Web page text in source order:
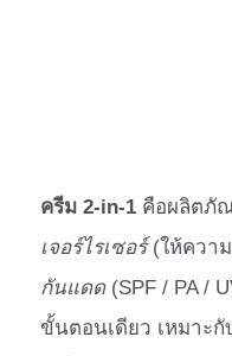
ครีม 2-in-1 คือผลิตภั
เจอร์ไรเซอร์(ให้ควา
กันแดด(SPF / PA /
ขั้นตอนเดียว เหมาะ